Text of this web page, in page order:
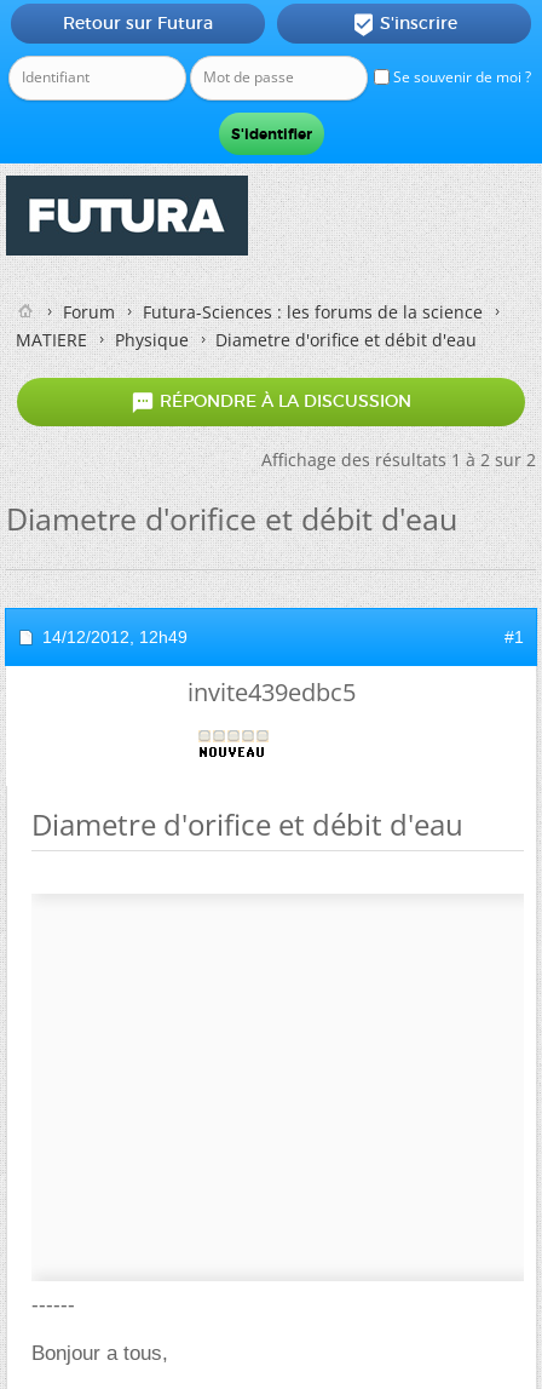
Se souvenir de moi ?
Retour sur Futura  S'inscrire
Forum
Futura-Sciences : les forums de la science
MATIERE
Physique Diametre d'orifice et débit d'eau
 RÉPONDRE À LA DISCUSSION
Affichage des résultats 1 à 2 sur 2
Diametre d'orifice et débit d'eau
14/12/2012, 12h49 #1
invite439edbc5
Diametre d'orifice et débit d'eau
------
Bonjour a tous,